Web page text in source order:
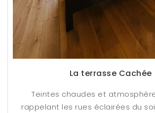
La terrasse Cachée
Teintes chaudes et
rappelant les rues éclairées du